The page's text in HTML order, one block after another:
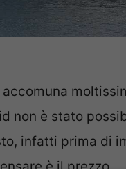
non è stato
infatti prima di
è il prezzo.